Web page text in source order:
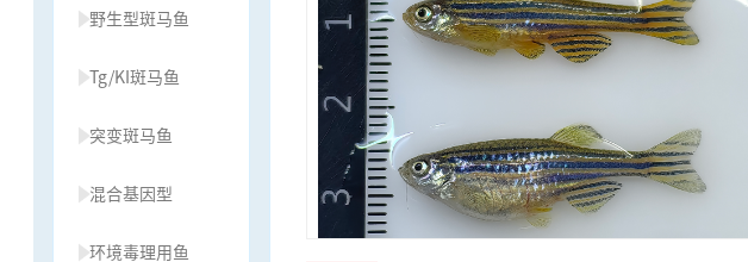
野生型斑马鱼
Tg/KI斑马鱼
突变斑马鱼
混合基因型
环境毒理用鱼